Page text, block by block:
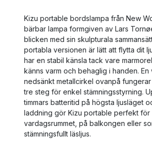
Kizu portable bordslampa från New
bärbar lampa formgiven av Lars
blicken med sin skulpturala
portabla versionen är lätt att flytta dit
har en stabil känsla tack vare
känns varm och behaglig i handen. En
nedsänkt metallcirkel ovanpå fungerar
tre steg för enkel stämningsstyrning.
timmars batteritid på högsta ljusläget
laddning gör Kizu portable perfekt för
vardagsrummet, på balkongen eller
stämningsfullt läsljus.